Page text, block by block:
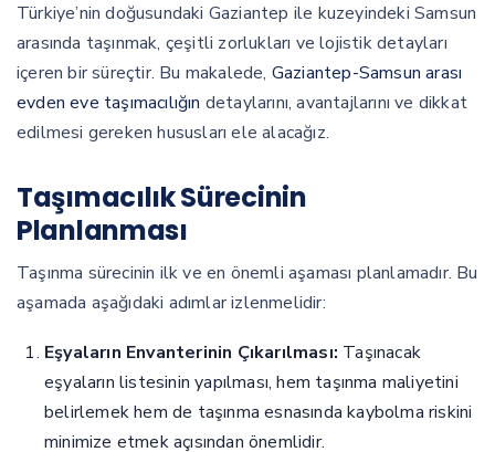
Türkiye’nin doğusundaki Gaziantep ile kuzeyindeki Samsun
arasında taşınmak, çeşitli zorlukları ve lojistik detayları
içeren bir süreçtir. Bu makalede, Gaziantep-Samsun arası
evden eve taşımacılığın detaylarını, avantajlarını ve dikkat
edilmesi gereken hususları ele alacağız.
Taşımacılık Sürecinin
Planlanması
Taşınma sürecinin ilk ve en önemli aşaması planlamadır. Bu
aşamada aşağıdaki adımlar izlenmelidir:
Eşyaların Envanterinin Çıkarılması: Taşınacak
eşyaların listesinin yapılması, hem taşınma maliyetini
belirlemek hem de taşınma esnasında kaybolma riskini
minimize etmek açısından önemlidir.